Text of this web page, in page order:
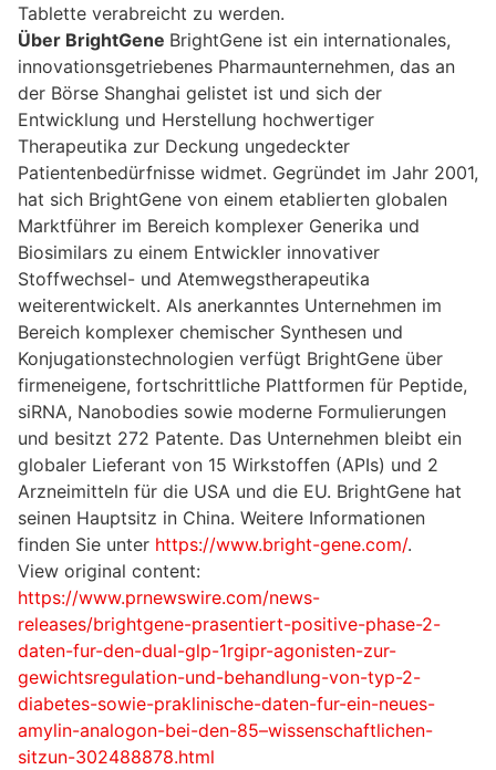
Tablette verabreicht zu werden.
Über BrightGene BrightGene ist ein internationales,
innovationsgetriebenes Pharmaunternehmen, das an
der Börse Shanghai gelistet ist und sich der
Entwicklung und Herstellung hochwertiger
Therapeutika zur Deckung ungedeckter
Patientenbedürfnisse widmet. Gegründet im Jahr 2001,
hat sich BrightGene von einem etablierten globalen
Marktführer im Bereich komplexer Generika und
Biosimilars zu einem Entwickler innovativer
Stoffwechsel- und Atemwegstherapeutika
weiterentwickelt. Als anerkanntes Unternehmen im
Bereich komplexer chemischer Synthesen und
Konjugationstechnologien verfügt BrightGene über
firmeneigene, fortschrittliche Plattformen für Peptide,
siRNA, Nanobodies sowie moderne Formulierungen
und besitzt 272 Patente. Das Unternehmen bleibt ein
globaler Lieferant von 15 Wirkstoffen (APIs) und 2
Arzneimitteln für die USA und die EU. BrightGene hat
seinen Hauptsitz in China. Weitere Informationen
finden Sie unter https://www.bright-gene.com/.
View original content:
https://www.prnewswire.com/news-
releases/brightgene-prasentiert-positive-phase-2-
daten-fur-den-dual-glp-1rgipr-agonisten-zur-
gewichtsregulation-und-behandlung-von-typ-2-
diabetes-sowie-praklinische-daten-fur-ein-neues-
amylin-analogon-bei-den-85–wissenschaftlichen-
sitzun-302488878.html